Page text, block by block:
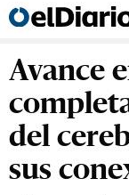
Avance
del
sus